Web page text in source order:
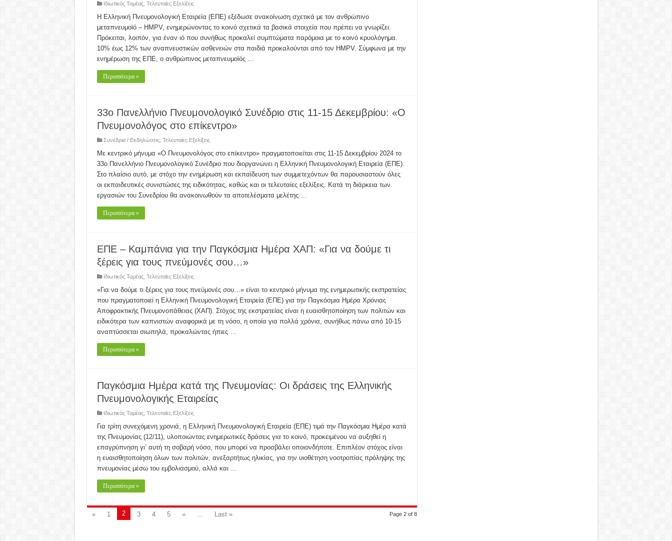
Ιδιωτικός Τομέας, Τελευταίες Εξελίξεις
Η Ελληνική Πνευμονολογική Εταιρεία (ΕΠΕ) εξέδωσε ανακοίνωση σχετικά με τον ανθρώπινο
μεταπνευμοϊό – HMPV, ενημερώνοντας το κοινό σχετικά τα βασικά στοιχεία που πρέπει να γνωρίζει.
Πρόκειται, λοιπόν, για έναν ιό που συνήθως προκαλεί συμπτώματα παρόμοια με το κοινό κρυολόγημα.
10% έως 12% των αναπνευστικών ασθενειών στα παιδιά προκαλούνται από τον HMPV. Σύμφωνα με την
ενημέρωση της ΕΠΕ, ο ανθρώπινος μεταπνευμοϊός …
Περισσότερα »
33ο Πανελλήνιο Πνευμονολογικό Συνέδριο στις 11-15 Δεκεμβρίου: «Ο
Πνευμονολόγος στο επίκεντρο»
Συνέδρια / Εκδηλώσεις, Τελευταίες Εξελίξεις
Με κεντρικό μήνυμα «Ο Πνευμονολόγος στο επίκεντρο» πραγματοποιείται στις 11-15 Δεκεμβρίου 2024 το
33ο Πανελλήνιο Πνευμονολογικό Συνέδριο που διοργανώνει η Ελληνική Πνευμονολογική Εταιρεία (ΕΠΕ).
Στο πλαίσιο αυτό, με στόχο την ενημέρωση και εκπαίδευση των συμμετεχόντων θα παρουσιαστούν όλες
οι εκπαιδευτικές συνιστώσες της ειδικότητας, καθώς και οι τελευταίες εξελίξεις. Κατά τη διάρκεια των
εργασιών του Συνεδρίου θα ανακοινωθούν τα αποτελέσματα μελέτης …
Περισσότερα »
ΕΠΕ – Καμπάνια για την Παγκόσμια Ημέρα ΧΑΠ: «Για να δούμε τι
ξέρεις για τους πνεύμονές σου…»
Ιδιωτικός Τομέας, Τελευταίες Εξελίξεις
«Για να δούμε τι ξέρεις για τους πνεύμονές σου…» είναι το κεντρικό μήνυμα της ενημερωτικής εκστρατείας
που πραγματοποιεί η Ελληνική Πνευμονολογική Εταιρεία (ΕΠΕ) για την Παγκόσμια Ημέρα Χρόνιας
Αποφρακτικής Πνευμονοπάθειας (ΧΑΠ). Στόχος της εκστρατείας είναι η ευαισθητοποίηση των πολιτών και
ειδικότερα των καπνιστών αναφορικά με τη νόσο, η οποία για πολλά χρόνια, συνήθως πάνω από 10-15
αναπτύσσεται σιωπηλά, προκαλώντας ήπιες …
Περισσότερα »
Παγκόσμια Ημέρα κατά της Πνευμονίας: Οι δράσεις της Ελληνικής
Πνευμονολογικής Εταιρείας
Ιδιωτικός Τομέας, Τελευταίες Εξελίξεις
Για τρίτη συνεχόμενη χρονιά, η Ελληνική Πνευμονολογική Εταιρεία (ΕΠΕ) τιμά την Παγκόσμια Ημέρα κατά
της Πνευμονίας (12/11), υλοποιώντας ενημερωτικές δράσεις για το κοινό, προκειμένου να αυξηθεί η
επαγρύπνηση γι’ αυτή τη σοβαρή νόσο, που μπορεί να προσβάλει οποιονδήποτε. Επιπλέον στόχος είναι
η ευαισθητοποίηση όλων των πολιτών, ανεξαρτήτως ηλικίας, για την υιοθέτηση νοοτροπίας πρόληψης της
πνευμονίας μέσω του εμβολιασμού, αλλά και …
Περισσότερα »
Page 2 of 8
« 1 2 3 4 5 » ... Last »